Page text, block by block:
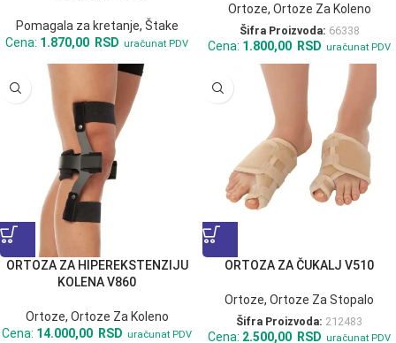
Pomagala za kretanje, Štake
Cena: 1.870,00 RSD uračunat PDV
Ortoze, Ortoze Za Koleno
Šifra Proizvoda: 66338
Cena: 1.800,00 RSD uračunat PDV
ORTOZA ZA HIPEREKSTENZIJU
KOLENA V860
Ortoze, Ortoze Za Koleno
Cena: 14.000,00 RSD uračunat PDV
ORTOZA ZA ČUKALJ V510
Ortoze, Ortoze Za Stopalo
Šifra Proizvoda: 212483
Cena: 2.500,00 RSD uračunat PDV